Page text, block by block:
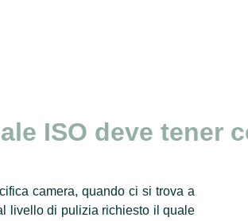
ISO deve tener
camera, quando ci si trova a
livello di pulizia richiesto il quale